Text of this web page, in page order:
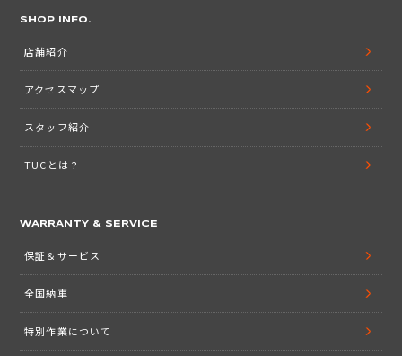
SHOP INFO.
店舗紹介
アクセスマップ
スタッフ紹介
TUCとは？
WARRANTY & SERVICE
保証＆サービス
全国納車
特別作業について